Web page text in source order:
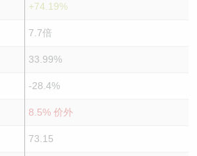
+74.19%
7.7倍
33.99%
-28.4%
8.5% 价外
73.15